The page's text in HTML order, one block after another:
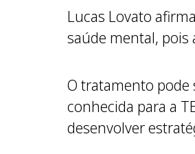
Lucas Lovato
saúde mental, pois
O tratamento pode
conhecida para a
desenvolver